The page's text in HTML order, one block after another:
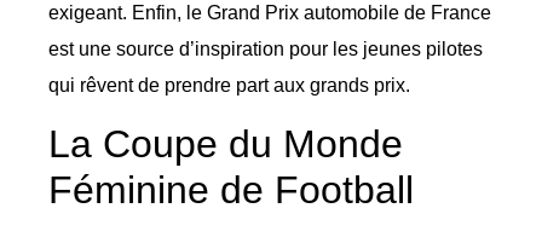
exigeant. Enfin, le Grand Prix automobile de France
est une source d’inspiration pour les jeunes pilotes
qui rêvent de prendre part aux grands prix.
La Coupe du Monde
Féminine de Football